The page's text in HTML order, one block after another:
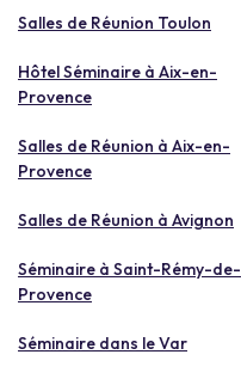
Salles de Réunion Toulon
Hôtel Séminaire à Aix-en-
Provence
Salles de Réunion à Aix-en-
Provence
Salles de Réunion à Avignon
Séminaire à Saint-Rémy-de-
Provence
Séminaire dans le Var